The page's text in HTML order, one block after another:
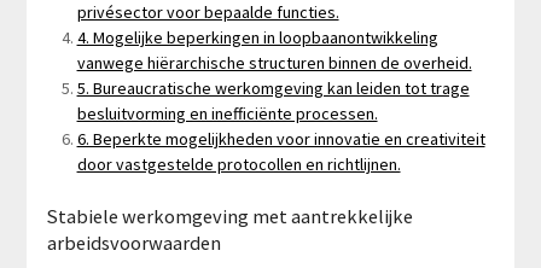
privésector voor bepaalde functies.
4. Mogelijke beperkingen in loopbaanontwikkeling
vanwege hiërarchische structuren binnen de overheid.
5. Bureaucratische werkomgeving kan leiden tot trage
besluitvorming en inefficiënte processen.
6. Beperkte mogelijkheden voor innovatie en creativiteit
door vastgestelde protocollen en richtlijnen.
Stabiele werkomgeving met aantrekkelijke
arbeidsvoorwaarden